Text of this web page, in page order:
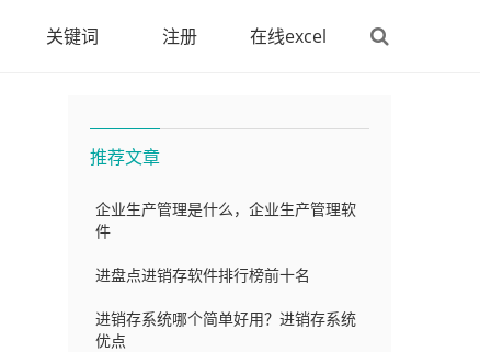
关键词 注册 在线excel
推荐文章
企业生产管理是什么，企业生产管理软
件
进盘点进销存软件排行榜前十名
进销存系统哪个简单好用？进销存系统
优点